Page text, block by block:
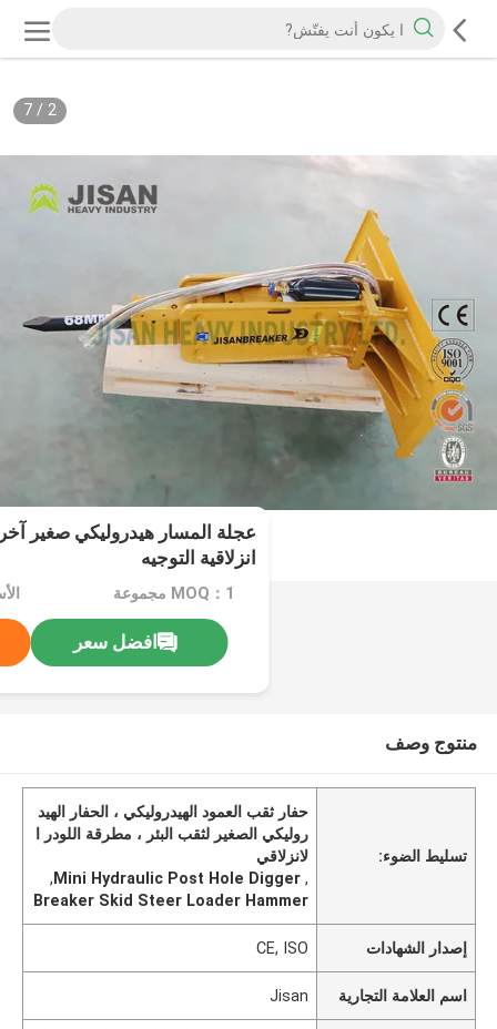
2
/
7
عجلة المسار هيدروليكي صغير
انزلاقية التوجيه
MOQ：1 مجموعة
افضل سعر
منتوج وصف
تسليط الضوء:
حفار ثقب العمود الهيدروليكي ، الحفار الهيد
روليكي الصغير لثقب البئر ، مطرقة اللودر ا
لانزلاقي
,
Mini Hydraulic Post Hole Digger
,
Breaker Skid Steer Loader Hammer
إصدار الشهادات CE, ISO
اسم العلامة التجارية Jisan